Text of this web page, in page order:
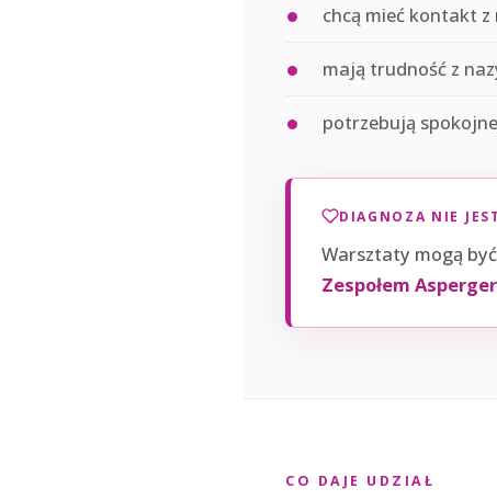
chcą mieć kontakt
mają trudność z
potrzebują
DIAGNOZA NIE
Warsztaty mogą
Zespołem
CO DAJE UDZIAŁ